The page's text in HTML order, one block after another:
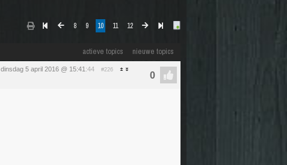
8 9 10 11 12
actieve topics nieuwe topics
dinsdag 5 april 2016 @ 15:41 :44 #226